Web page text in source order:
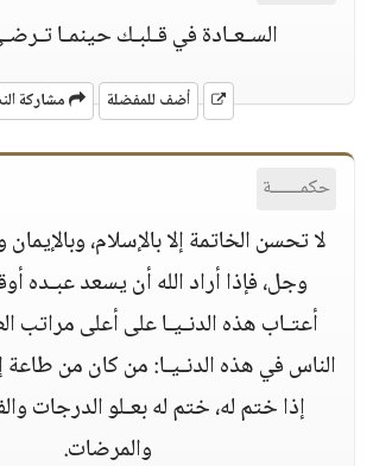
السـعـادة في قـلبـك حينمـا
أضف للمفضلة مشاركة
حكمــــــة
لا تحسن الخاتمة إلا بالإسلام،
وجل، فإذا أراد الله أن يسعد عبـده
أعتـاب هذه الدنـيـا على أعلى مراتب
الناس في هذه الدنـيـا: من كان من
إذا ختم له، ختم له بعـلو الدرجات
والمرضات.